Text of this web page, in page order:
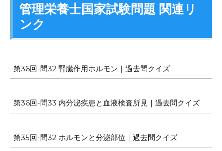
管理栄養士国家試験問題 関連リ
ンク
第36回-問32 腎臓作用ホルモン｜過去問クイズ
第36回-問33 内分泌疾患と血液検査所見｜過去問クイズ
第35回-問32 ホルモンと分泌部位｜過去問クイズ